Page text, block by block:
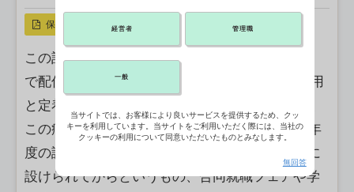
保存
この記事は2015年2月5日にCBnewsマネジメント
で配信したものです 【一般社団法人看護職の採用
と定着を考える会代表理事 諸橋泰夫】 「私、
この病院を辞めさせていただきます」－。2006年
度の診療報酬改定で7対1の看護配置基準が新たに
設けられてからというもの、合同就職フェアや学
経営者 管理職
一般
当サイトでは、お客様により良いサービスを提供するため、クッ
キーを利用しています。当サイトをご利用いただく際には、当社の
クッキーの利用について同意いただいたものとみなします。
無回答